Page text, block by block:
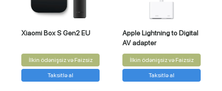
Xiaomi Box S Gen2 EU
İlkin ödənişsiz və Faizsiz
Taksitlə al
Apple Lightning to Digital
AV adapter
İlkin ödənişsiz və Faizsiz
Taksitlə al